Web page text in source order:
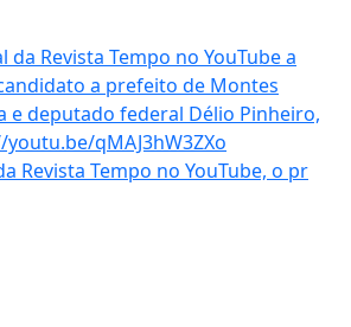
Revista Tempo no YouTube, o pr